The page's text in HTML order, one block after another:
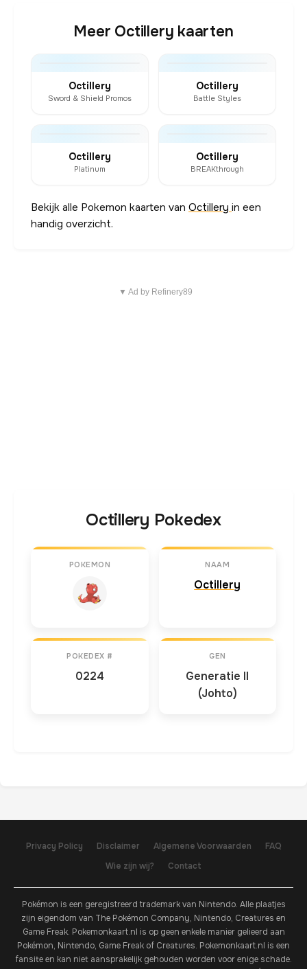
Meer Octillery kaarten
Octillery
Sword & Shield Promos
Octillery
Battle Styles
Octillery
Platinum
Octillery
BREAKthrough
Bekijk alle Pokemon kaarten van Octillery in een
handig overzicht.
▼ Ad by Refinery89
Octillery Pokedex
POKEMON NAAM
Octillery
POKEDEX #
0224
GEN
Generatie II
(Johto)
Privacy Policy Disclaimer Algemene Voorwaarden
FAQ
Wie zijn wij?
Contact
Pokémon is een geregistreerd trademark van Nintendo. Alle plaatjes
zijn eigendom van The Pokémon Company, Nintendo, Creatures en
Game Freak. Pokemonkaart.nl is op geen enkele manier gelieerd aan
Pokémon, Nintendo, Game Freak of Creatures. Pokemonkaart.nl is een
fansite en kan niet aansprakelijk gehouden worden voor enige schade.